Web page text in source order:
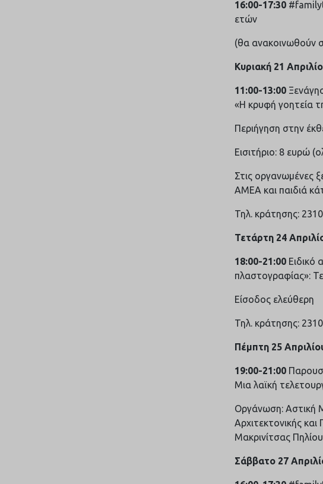
16:00-17:30
ετών
(θα ανακοινωθούν
Κυριακή 21
11:00-13:00
«Η κρυφή γοητεία
Περιήγηση στην
Εισιτήριο: 8 ευρώ
Στις οργανωμένες
ΑΜΕΑ και παιδιά
Τηλ. κράτησης:
Τετάρτη 24
18:00-21:00Ειδικό
πλαστογραφίας»:
Είσοδος ελεύθερη
Τηλ. κράτησης:
Πέμπτη 25
19:00-21:00
Μια λαϊκή
Οργάνωση: Αστική
Αρχιτεκτονικής
Μακρινίτσας
Σάββατο 27